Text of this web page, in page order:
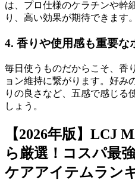
は、プロ仕様のケラチンや幹
り、高い効果が期待できます。
4. 香りや使用感も重要な
毎日使うものだからこそ、香
ョン維持に繋がります。好み
りの良さなど、五感で感じる
しょう。
【2026年版】LCJ
ら厳選！コスパ最
ケアアイテムラン